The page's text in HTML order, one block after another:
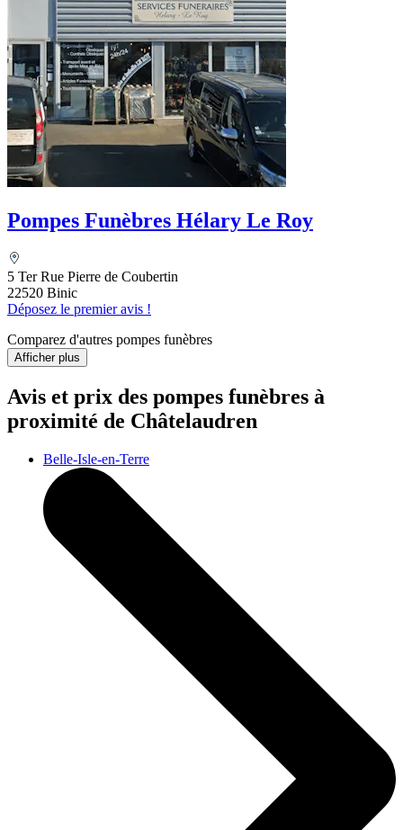
Pompes Funèbres Hélary Le Roy
5 Ter Rue Pierre de Coubertin
22520 Binic
Déposez le premier avis !
Comparez d'autres pompes funèbres
Afficher plus
Avis et prix des pompes funèbres à
proximité de Châtelaudren
Belle-Isle-en-Terre